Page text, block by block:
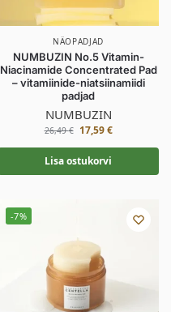
NÄOPADJAD
NUMBUZIN No.5 Vitamin-
Niacinamide Concentrated Pad
– vitamiinide-niatsiinamiidi
padjad
NUMBUZIN
26,49€ 17,59€
Lisa ostukorvi
-7%